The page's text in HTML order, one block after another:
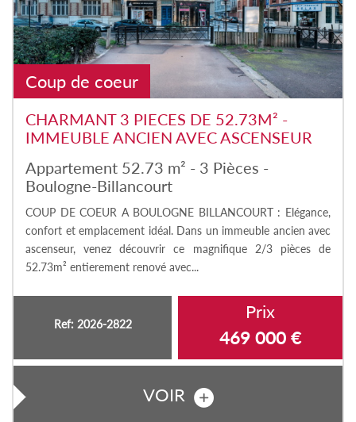
Coup de coeur
CHARMANT 3 PIECES DE 52.73M² -
IMMEUBLE ANCIEN AVEC ASCENSEUR
Appartement 52.73 m² - 3 Pièces -
Boulogne-Billancourt
COUP DE COEUR A BOULOGNE BILLANCOURT : Elégance,
confort et emplacement idéal. Dans un immeuble ancien avec
ascenseur, venez découvrir ce magnifique 2/3 pièces de
52.73m² entierement renové avec...
Ref: 2026-2822
Prix
469 000 €
VOIR